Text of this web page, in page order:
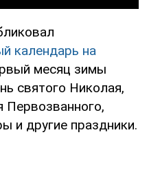
календарь на
месяц зимы
святого Николая,
Первозванного,
и другие праздники.